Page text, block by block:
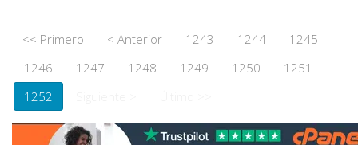
<< Primero < Anterior 1243 1244
1245
1246
1247 1248 1249 1250
1251
1252